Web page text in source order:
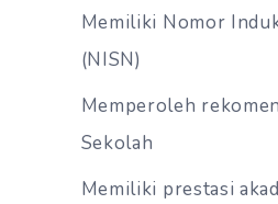
Memiliki Nomor
(NISN)
Memperoleh
Sekolah
Memiliki prestasi